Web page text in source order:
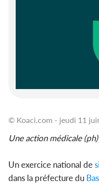
© Koaci.com - jeudi 11
Une action médicale (ph)
Un exercice national de
dans la préfecture du